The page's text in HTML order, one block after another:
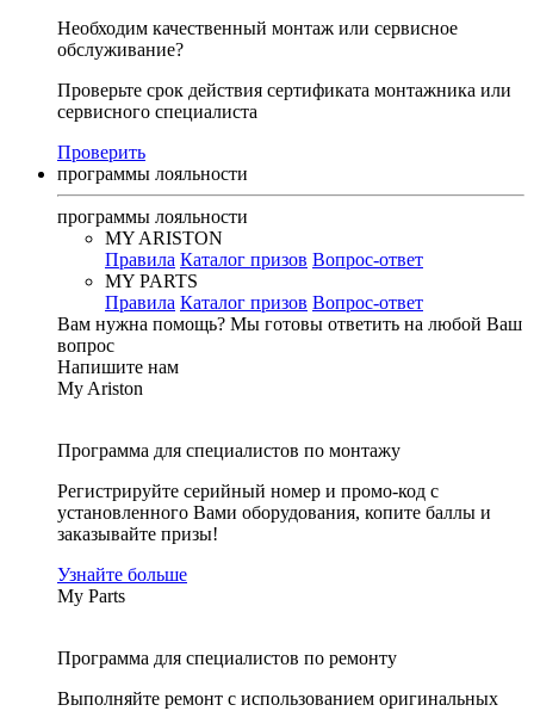
Необходим качественный монтаж или сервисное
обслуживание?
Проверьте срок действия сертификата монтажника или
сервисного специалиста
Проверить
программы лояльности
программы лояльности
MY ARISTON
Правила Каталог призов Вопрос-ответ
MY PARTS
Правила Каталог призов Вопрос-ответ
Вам нужна помощь? Мы готовы ответить на любой Ваш
вопрос
Напишите нам
My Ariston
Программа для специалистов по монтажу
Регистрируйте серийный номер и промо-код с
установленного Вами оборудования, копите баллы и
заказывайте призы!
Узнайте больше
My Parts
Программа для специалистов по ремонту
Выполняйте ремонт с использованием оригинальных